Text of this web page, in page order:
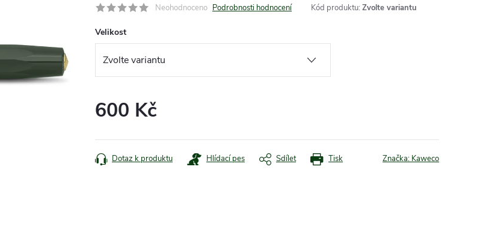
Neohodnoceno Podrobnosti hodnocení Kód produktu: Zvolte variantu
Velikost
600 Kč
cena:
Tisk
Dotaz k produktu Hlídací pes Sdílet Značka: Kaweco